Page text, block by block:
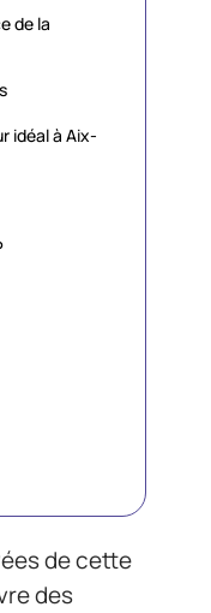
de la
idéal à Aix-
de cette
des